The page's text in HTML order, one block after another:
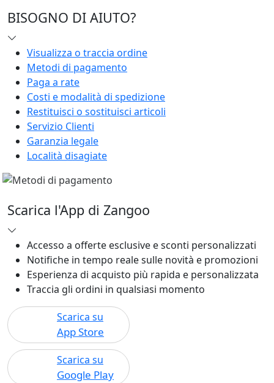
BISOGNO DI AIUTO?
Visualizza o traccia ordine
Metodi di pagamento
Paga a rate
Costi e modalità di spedizione
Restituisci o sostituisci articoli
Servizio Clienti
Garanzia legale
Località disagiate
Scarica l'App di Zangoo
Accesso a offerte esclusive e sconti personalizzati
Notifiche in tempo reale sulle novità e promozioni
Esperienza di acquisto più rapida e personalizzata
Traccia gli ordini in qualsiasi momento
Scarica su
App Store
Scarica su
Google Play